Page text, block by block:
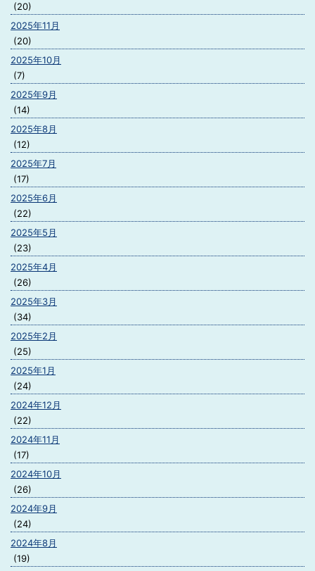
(20)
2025年11月
(20)
2025年10月
(7)
2025年9月
(14)
2025年8月
(12)
2025年7月
(17)
2025年6月
(22)
2025年5月
(23)
2025年4月
(26)
2025年3月
(34)
2025年2月
(25)
2025年1月
(24)
2024年12月
(22)
2024年11月
(17)
2024年10月
(26)
2024年9月
(24)
2024年8月
(19)